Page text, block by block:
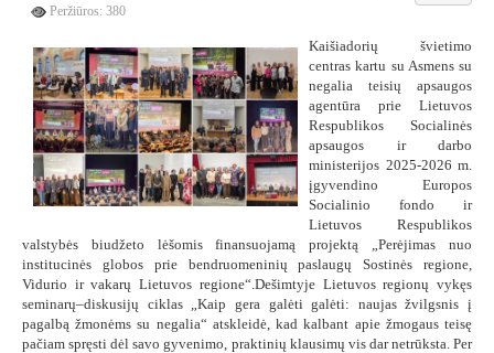
Peržiūros: 380
Kaišiadorių švietimo
centras kartu su Asmens su
negalia teisių apsaugos
agentūra prie Lietuvos
Respublikos Socialinės
apsaugos ir darbo
ministerijos 2025-2026 m.
įgyvendino Europos
Socialinio fondo ir
Lietuvos Respublikos
valstybės biudžeto lėšomis finansuojamą projektą „Perėjimas nuo
institucinės globos prie bendruomeninių paslaugų Sostinės regione,
Vidurio ir vakarų Lietuvos regione“.Dešimtyje Lietuvos regionų vykęs
seminarų–diskusijų ciklas „Kaip gera galėti galėti: naujas žvilgsnis į
pagalbą žmonėms su negalia“ atskleidė, kad kalbant apie žmogaus teisę
pačiam spręsti dėl savo gyvenimo, praktinių klausimų vis dar netrūksta. Per